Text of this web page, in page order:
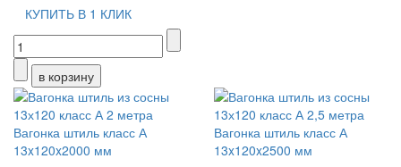
КУПИТЬ В 1 КЛИК
Вагонка штиль класс А
13x120x2000 мм
Вагонка штиль класс А
13x120x2500 мм